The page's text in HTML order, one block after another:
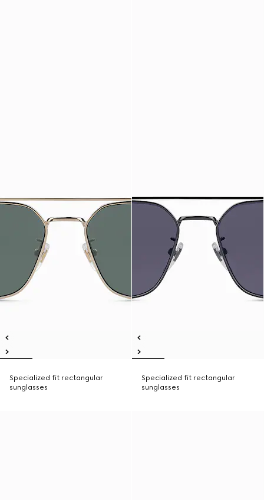
Specialized fit rectangular
sunglasses
Specialized fit rectangular
sunglasses